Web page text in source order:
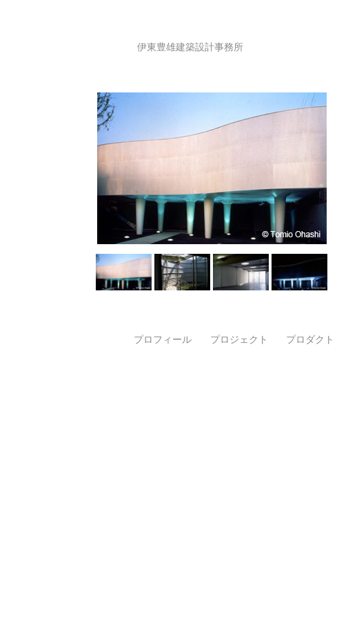
伊東豊雄建築設計事務所
プロフィール プロジェクト プロダクト